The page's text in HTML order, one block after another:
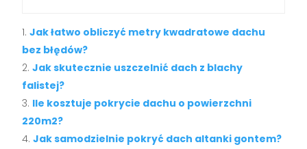
Jak łatwo obliczyć metry kwadratowe dachu
bez błędów?
Jak skutecznie uszczelnić dach z blachy
falistej?
Ile kosztuje pokrycie dachu o powierzchni
220m2?
Jak samodzielnie pokryć dach altanki gontem?